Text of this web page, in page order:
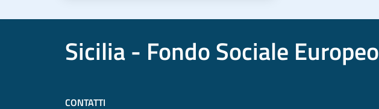
Sicilia - Fondo Sociale Europeo
CONTATTI